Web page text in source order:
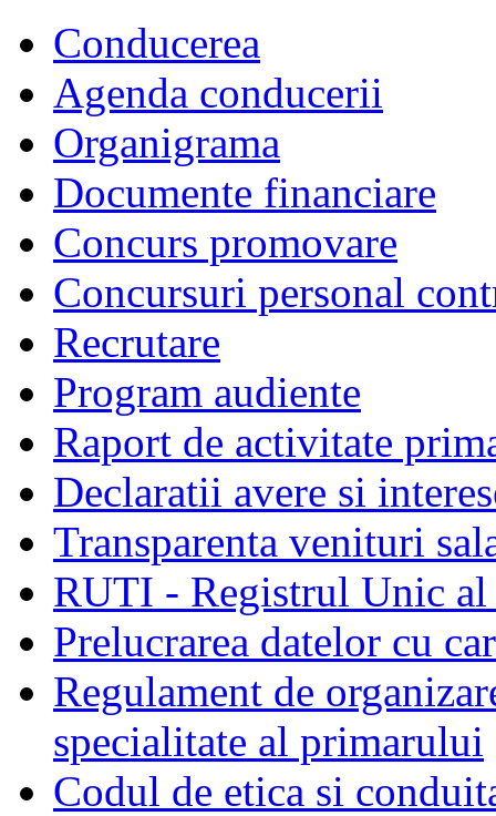
Conducerea
Agenda conducerii
Organigrama
Documente financiare
Concurs promovare
Concursuri personal
Recrutare
Program audiente
Raport de activitate
Declaratii avere si
Transparenta venituri
RUTI - Registrul Unic al
Prelucrarea datelor cu
Regulament de
specialitate al primarului
Codul de etica si